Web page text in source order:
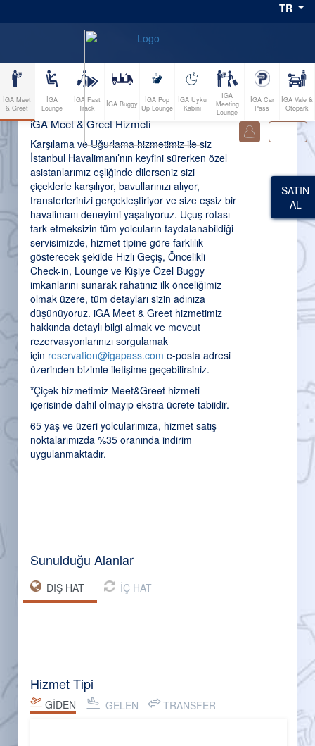
TR
iGA Meet & Greet Hizmeti
Karşılama ve Uğurlama hizmetimiz ile siz
İstanbul Havalimanı’nın keyfini sürerken özel
asistanlarımız eşliğinde dilerseniz sizi
çiçeklerle karşılıyor, bavullarınızı alıyor,
transferlerinizi gerçekleştiriyor ve size eşsiz bir
havalimanı deneyimi yaşatıyoruz. Uçuş rotası
fark etmeksizin tüm yolcuların faydalanabildiği
servisimizde, hizmet tipine göre farklılık
gösterecek şekilde Hızlı Geçiş, Öncelikli
Check-in, Lounge ve Kişiye Özel Buggy
imkanlarını sunarak rahatınız ilk önceliğimiz
olmak üzere, tüm detayları sizin adınıza
düşünüyoruz. iGA Meet & Greet hizmetimiz
hakkında detaylı bilgi almak ve mevcut
rezervasyonlarınızı sorgulamak
için reservation@igapass.com e-posta adresi
üzerinden bizimle iletişime geçebilirsiniz.
*Çiçek hizmetimiz Meet&Greet hizmeti
içerisinde dahil olmayıp ekstra ücrete tabiidir.
65 yaş ve üzeri yolcularımıza, hizmet satış
noktalarımızda %35 oranında indirim
uygulanmaktadır.
Sunulduğu Alanlar
DIŞ HAT İÇ HAT
Hizmet Tipi
GİDEN GELEN TRANSFER
İGA Meet
& Greet
İGA
Lounge
İGA Fast
Track
İGA Buggy
İGA Pop
Up Lounge
İGA Uyku
Kabini
İGA
Meeting
Lounge
İGA Car
Pass
İGA Vale &
Otopark
SATIN
AL